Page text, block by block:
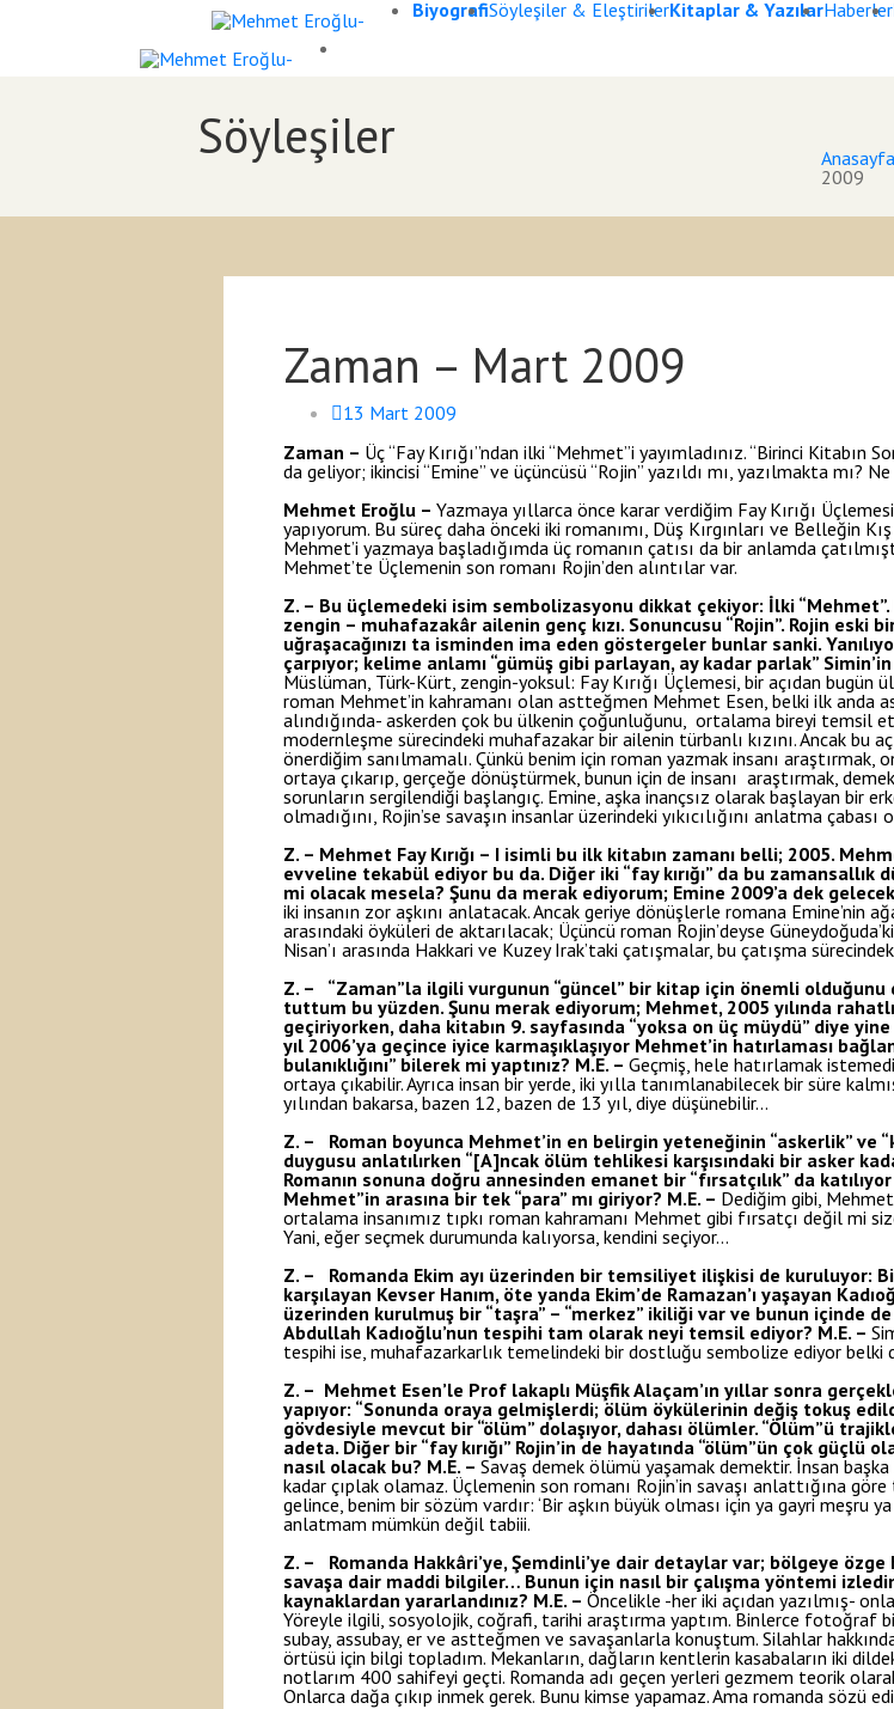
BiyografiSöyleşiler & EleştirilerKitaplar & YazılarHaberler
Söyleşiler Anasayfa
2009
Zaman – Mart 2009
13 Mart 2009
Zaman – Üç “Fay Kırığı”ndan ilki “Mehmet”i yayımladınız. “Birinci Kitabın
da geliyor; ikincisi “Emine” ve üçüncüsü “Rojin” yazıldı mı, yazılmakta mı?
Mehmet Eroğlu – Yazmaya yıllarca önce karar verdiğim Fay Kırığı
yapıyorum. Bu süreç daha önceki iki romanımı, Düş Kırgınları ve Belleğin
Mehmet’i yazmaya başladığımda üç romanın çatısı da bir anlamda
Mehmet’te Üçlemenin son romanı Rojin’den alıntılar var.
Z. – Bu üçlemedeki isim sembolizasyonu dikkat çekiyor: İlki
zengin – muhafazakâr ailenin genç kızı. Sonuncusu “Rojin”. Rojin eski
uğraşacağınızı ta isminden ima eden göstergeler bunlar sanki.
çarpıyor; kelime anlamı “gümüş gibi parlayan, ay kadar parlak”
Müslüman, Türk-Kürt, zengin-yoksul: Fay Kırığı Üçlemesi, bir açıdan
roman Mehmet’in kahramanı olan astteğmen Mehmet Esen, belki ilk anda
alındığında- askerden çok bu ülkenin çoğunluğunu, ortalama bireyi temsil
modernleşme sürecindeki muhafazakar bir ailenin türbanlı kızını. Ancak bu
önerdiğim sanılmamalı. Çünkü benim için roman yazmak insanı araştırmak,
ortaya çıkarıp, gerçeğe dönüştürmek, bunun için de insanı araştırmak,
sorunların sergilendiği başlangıç. Emine, aşka inançsız olarak başlayan bir
olmadığını, Rojin’se savaşın insanlar üzerindeki yıkıcılığını anlatma
Z. – Mehmet Fay Kırığı – I isimli bu ilk kitabın zamanı belli; 2005.
evveline tekabül ediyor bu da. Diğer iki “fay kırığı” da bu zamansallık
mi olacak mesela? Şunu da merak ediyorum; Emine 2009’a dek
iki insanın zor aşkını anlatacak. Ancak geriye dönüşlerle romana Emine’nin
arasındaki öyküleri de aktarılacak; Üçüncü roman Rojin’deyse
Nisan’ı arasında Hakkari ve Kuzey Irak’taki çatışmalar, bu çatışma
Z. – “Zaman”la ilgili vurgunun “güncel” bir kitap için önemli
tuttum bu yüzden. Şunu merak ediyorum; Mehmet, 2005 yılında
geçiriyorken, daha kitabın 9. sayfasında “yoksa on üç müydü” diye
yıl 2006’ya geçince iyice karmaşıklaşıyor Mehmet’in hatırlaması
bulanıklığını” bilerek mi yaptınız? M.E. – Geçmiş, hele hatırlamak
ortaya çıkabilir. Ayrıca insan bir yerde, iki yılla tanımlanabilecek bir süre
yılından bakarsa, bazen 12, bazen de 13 yıl, diye düşünebilir…
Z. – Roman boyunca Mehmet’in en belirgin yeteneğinin “askerlik” ve
duygusu anlatılırken “[A]ncak ölüm tehlikesi karşısındaki bir asker
Romanın sonuna doğru annesinden emanet bir “fırsatçılık” da
Mehmet”in arasına bir tek “para” mı giriyor? M.E. – Dediğim gibi,
ortalama insanımız tıpkı roman kahramanı Mehmet gibi fırsatçı değil mi
Yani, eğer seçmek durumunda kalıyorsa, kendini seçiyor…
Z. – Romanda Ekim ayı üzerinden bir temsiliyet ilişkisi de kuruluyor:
karşılayan Kevser Hanım, öte yanda Ekim’de Ramazan’ı yaşayan
üzerinden kurulmuş bir “taşra” – “merkez” ikiliği var ve bunun içinde
Abdullah Kadıoğlu’nun tespihi tam olarak neyi temsil ediyor? M.E. –
tespihi ise, muhafazarkarlık temelindeki bir dostluğu sembolize ediyor belki
Z. – Mehmet Esen’le Prof lakaplı Müşfik Alaçam’ın yıllar sonra
yapıyor: “Sonunda oraya gelmişlerdi; ölüm öykülerinin değiş tokuş
gövdesiyle mevcut bir “ölüm” dolaşıyor, dahası ölümler. “Ölüm”ü
adeta. Diğer bir “fay kırığı” Rojin’in de hayatında “ölüm”ün çok güçlü
nasıl olacak bu? M.E. – Savaş demek ölümü yaşamak demektir. İnsan
kadar çıplak olamaz. Üçlemenin son romanı Rojin’in savaşı anlattığına
gelince, benim bir sözüm vardır: ‘Bir aşkın büyük olması için ya gayri meşru
anlatmam mümkün değil tabiii.
Z. – Romanda Hakkâri’ye, Şemdinli’ye dair detaylar var; bölgeye
savaşa dair maddi bilgiler… Bunun için nasıl bir çalışma yöntemi
kaynaklardan yararlandınız? M.E. – Öncelikle -her iki açıdan yazılmış-
Yöreyle ilgili, sosyolojik, coğrafi, tarihi araştırma yaptım. Binlerce fotoğraf
subay, assubay, er ve astteğmen ve savaşanlarla konuştum. Silahlar
örtüsü için bilgi topladım. Mekanların, dağların kentlerin kasabaların iki
notlarım 400 sahifeyi geçti. Romanda adı geçen yerleri gezmem teorik
Onlarca dağa çıkıp inmek gerek. Bunu kimse yapamaz. Ama romanda sözü